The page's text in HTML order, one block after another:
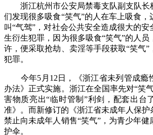
浙江杭州市公安局禁毒支队副支队长
们发现很多吸食“笑气”的人在车上吸食，
叫“气驾”，对社会公共安全造成很大的
生衍生犯罪，因为很多吸食“笑气”的人
许，便采取抢劫、卖淫等手段获取“笑气
犯罪。
今年5月12日，《浙江省未列管成瘾
办法》正式实施。浙江在全国率先对“笑
害物质亮出“临时管制”利剑，配套出台
准》。而新修订的《浙江省未成年人保护
禁止向未成年人销售“笑气”，为青少年
护伞。